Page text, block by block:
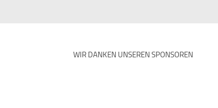
WIR DANKEN UNSEREN SPONSOREN